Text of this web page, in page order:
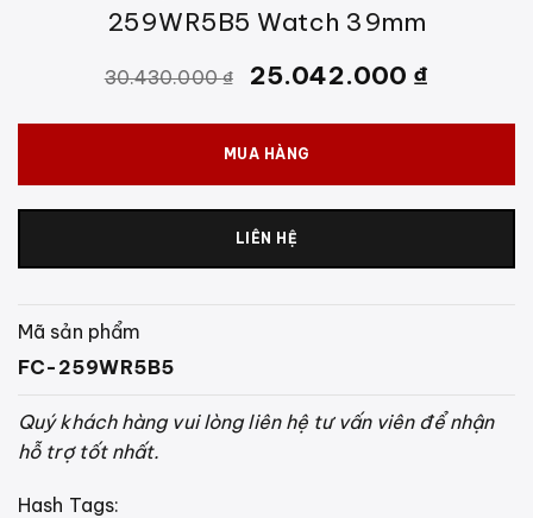
259WR5B5 Watch 39mm
30.430.000₫ 25.042.000 ₫
MUA HÀNG
LIÊN HỆ
Mã sản phẩm
FC-259WR5B5
Quý khách hàng vui lòng liên hệ tư vấn viên để nhận
hỗ trợ tốt nhất.
Hash Tags: